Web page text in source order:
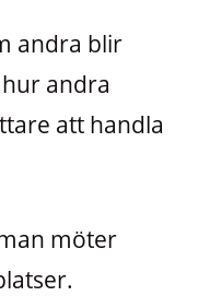
andra blir
andra
att handla
möter